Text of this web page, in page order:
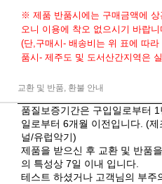
※ 제품 반품시에는 구매금액에
오니 이용에 착오 없으시기 바랍니
(단,구매시- 배송비는 위 표에 따
품시- 제주도 및 도서산간지역은
교환 및 반품, 환불 안내
품질보증기간은 구입일로부터
일로부터 6개월 이전입니다. (
널/유럽악기)
제품을 받으신 후 교환 및 반품
의 특성상 7일 이내 입니다.
테스트 하셨거나 고객님의 부주